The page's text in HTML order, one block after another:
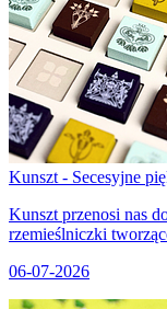
Kunszt - Secesyjne
Kunszt przenosi nas
rzemieślniczki
06-07-2026